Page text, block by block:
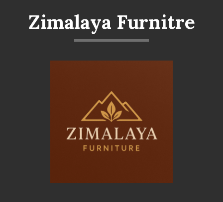
Zimalaya Furnitre